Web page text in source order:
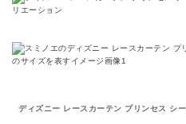
ディズニー レースカーテン プリンセス シ